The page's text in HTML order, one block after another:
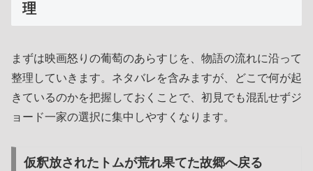
理
まずは映画怒りの葡萄のあらすじを、物語の流れに沿って
整理していきます。ネタバレを含みますが、どこで何が起
きているのかを把握しておくことで、初見でも混乱せずジ
ョード一家の選択に集中しやすくなります。
仮釈放されたトムが荒れ果てた故郷へ戻る